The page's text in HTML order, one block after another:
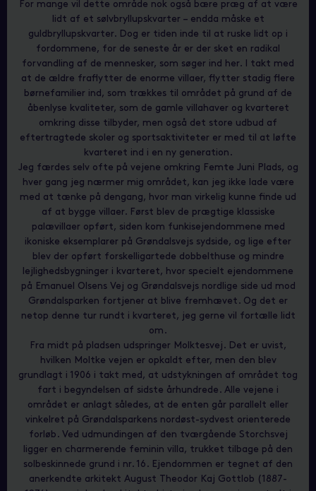
For mange vil dette område nok også bære præg af at være
lidt af et sølvbryllupskvarter – endda måske et
guldbryllupskvarter. Dog er tiden inde til at ruske lidt op i
fordommene, for de seneste år er der sket en radikal
forvandling af de mennesker, som søger ind her. I takt med
at de ældre fraflytter de enorme villaer, flytter stadig flere
børnefamilier ind, som trækkes til området på grund af de
åbenlyse kvaliteter, som de gamle villahaver og kvarteret
omkring disse tilbyder, men også det store udbud af
eftertragtede skoler og sportsaktiviteter er med til at løfte
kvarteret ind i en ny generation.
Jeg færdes selv ofte på vejene omkring Femte Juni Plads, og
hver gang jeg nærmer mig området, kan jeg ikke lade være
med at tænke på dengang, hvor man virkelig kunne finde ud
af at bygge villaer. Først blev de prægtige klassiske
palævillaer opført, siden kom funkisejendommene med
ikoniske eksemplarer på Grøndalsvejs sydside, og lige efter
blev der opført forskelligartede dobbelthuse og mindre
lejlighedsbygninger i kvarteret, hvor specielt ejendommene
på Emanuel Olsens Vej og Grøndalsvejs nordlige side ud mod
Grøndalsparken fortjener at blive fremhævet. Og det er
netop denne tur rundt i kvarteret, jeg gerne vil fortælle lidt
om.
Fra midt på pladsen udspringer Molktesvej. Det er uvist,
hvilken Moltke vejen er opkaldt efter, men den blev
grundlagt i 1906 i takt med, at udstykningen af området tog
fart i begyndelsen af sidste århundrede. Alle vejene i
området er anlagt således, at de enten går parallelt eller
vinkelret på Grøndalsparkens nordøst-sydvest orienterede
forløb. Ved udmundingen af den tværgående Storchsvej
ligger en charmerende feminin villa, trukket tilbage på den
solbeskinnede grund i nr. 16. Ejendommen er tegnet af den
anerkendte arkitekt August Theodor Kaj Gottlob (1887-